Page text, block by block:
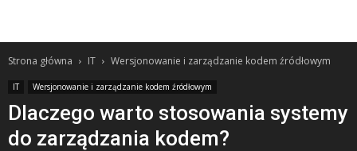
Strona główna IT Wersjonowanie i zarządzanie kodem źródłowym
IT Wersjonowanie i zarządzanie kodem źródłowym
Dlaczego warto stosowania systemy
do zarządzania kodem?